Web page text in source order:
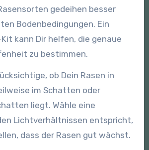
gedeihen besser
Bodenbedingungen. Ein
kann Dir helfen, die genaue
zu bestimmen.
ob Dein Rasen in
im Schatten oder
liegt. Wähle eine
Lichtverhältnissen entspricht,
dass der Rasen gut wächst.